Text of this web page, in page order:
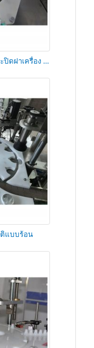
ปิดฝาเครื่อง ...
แบบร้อน